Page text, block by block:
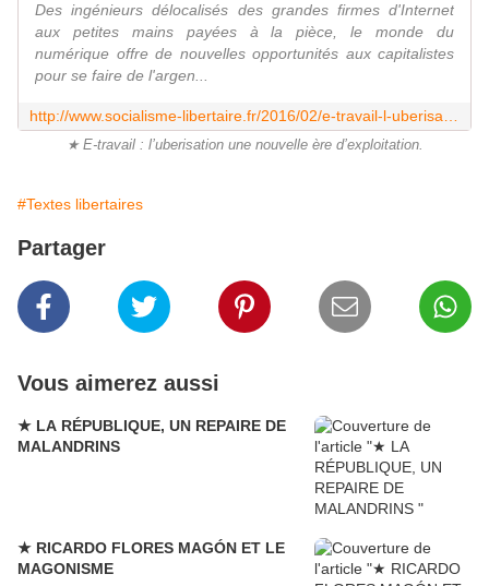
Des ingénieurs délocalisés des grandes firmes d'Internet
aux petites mains payées à la pièce, le monde du
numérique offre de nouvelles opportunités aux capitalistes
pour se faire de l'argen...
★ E-travail : l’uberisation une nouvelle ère d’exploitation.
#Textes libertaires
Partager
Vous aimerez aussi
★ LA RÉPUBLIQUE, UN REPAIRE DE
MALANDRINS
★ RICARDO FLORES MAGÓN ET LE
MAGONISME